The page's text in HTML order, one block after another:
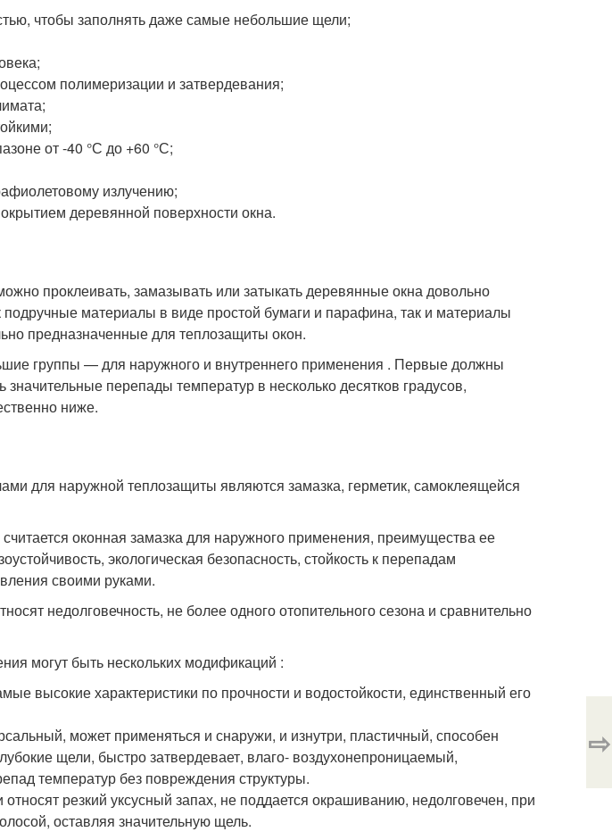
чтобы заполнять даже самые небольшие щели;
полимеризации и затвердевания;
от -40 °С до +60 °С;
излучению;
деревянной поверхности окна.
проклеивать, замазывать или затыкать деревянные окна довольно
материалы в виде простой бумаги и парафина, так и материалы
предназначенные для теплозащиты окон.
группы — для наружного и внутреннего применения . Первые должны
перепады температур в несколько десятков градусов,
ниже.
для наружной теплозащиты являются замазка, герметик, самоклеящейся
оконная замазка для наружного применения, преимущества ее
экологическая безопасность, стойкость к перепадам
своими руками.
недолговечность, не более одного отопительного сезона и сравнительно
могут быть нескольких модификаций :
высокие характеристики по прочности и водостойкости, единственный его
может применяться и снаружи, и изнутри, пластичный, способен
щели, быстро затвердевает, влаго- воздухонепроницаемый,
температур без повреждения структуры.
относят резкий уксусный запах, не поддается окрашиванию, недолговечен, при
оставляя значительную щель.
⇨